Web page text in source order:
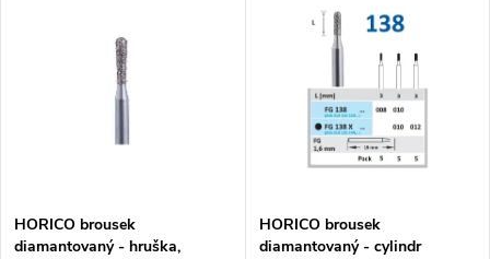
p
s
HORICO brousek
diamantovaný - hruška,
HORICO brousek
diamantovaný - cylindr